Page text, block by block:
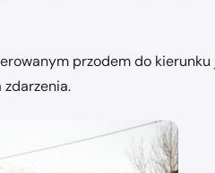
przodem do kierunku